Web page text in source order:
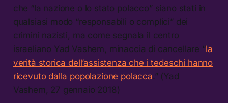
che “la nazione o lo stato polacco” siano stati in
qualsiasi modo “responsabili o complici” dei
crimini nazisti, ma come segnala il centro
israeliano Yad Vashem, minaccia di cancellare “la
verità storica dell’assistenza che i tedeschi hanno
ricevuto dalla popolazione polacca.” (Yad
Vashem, 27 gennaio 2018)